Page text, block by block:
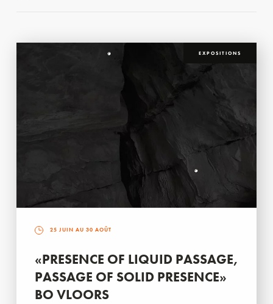
EXPOSITIONS
25 JUIN AU 30 AOÛT
«PRESENCE OF LIQUID PASSAGE,
PASSAGE OF SOLID PRESENCE»
BO VLOORS